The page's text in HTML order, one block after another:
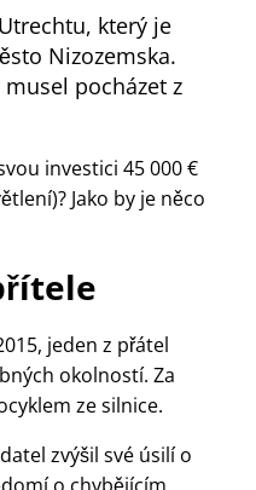
který je
Nizozemska.
pocházet z
investici 45 000 €
Jako by je něco
jeden z přátel
okolností. Za
ze silnice.
zvýšil své úsilí o